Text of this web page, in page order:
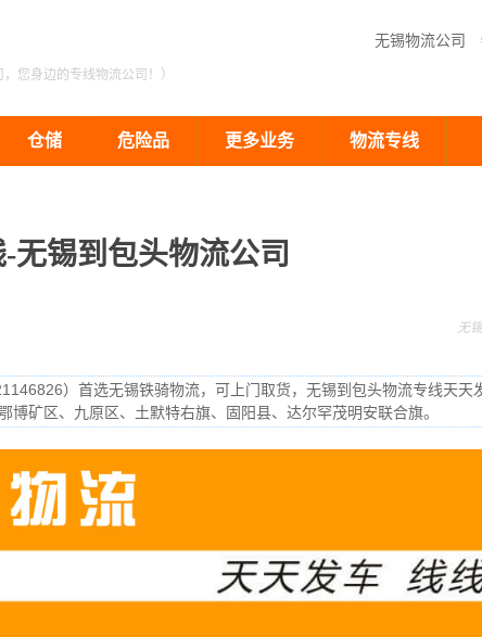
无锡物流公司
您身边的专线物流公司！）
仓储 危险品 更多业务 物流专线
无锡到包头物流公司
无
）首选无锡铁骑物流，可上门取货，无锡到包头物流专线天天
博矿区、九原区、土默特右旗、固阳县、达尔罕茂明安联合旗。